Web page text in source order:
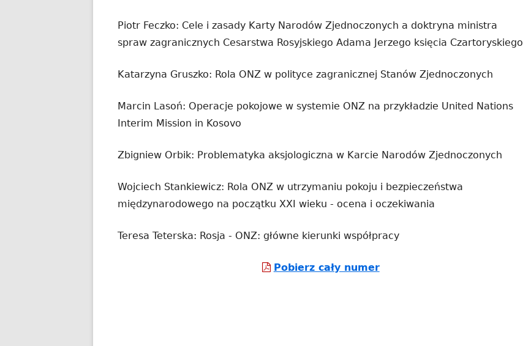
Piotr Feczko: Cele i zasady Karty Narodów Zjednoczonych a doktryna ministra
spraw zagranicznych Cesarstwa Rosyjskiego Adama Jerzego księcia Czartoryskiego
Katarzyna Gruszko: Rola ONZ w polityce zagranicznej Stanów Zjednoczonych
Marcin Lasoń: Operacje pokojowe w systemie ONZ na przykładzie United Nations
Interim Mission in Kosovo
Zbigniew Orbik: Problematyka aksjologiczna w Karcie Narodów Zjednoczonych
Wojciech Stankiewicz: Rola ONZ w utrzymaniu pokoju i bezpieczeństwa
międzynarodowego na początku XXI wieku - ocena i oczekiwania
Teresa Teterska: Rosja - ONZ: główne kierunki współpracy
Pobierz cały numerStrona